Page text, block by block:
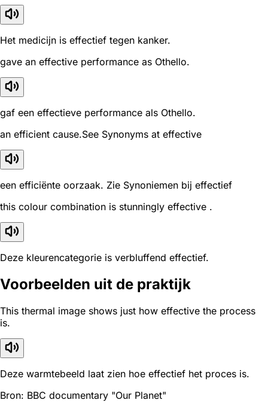
Het medicijn is effectief tegen kanker.
gave an effective performance as Othello.
gaf een effectieve performance als Othello.
an efficient cause.See Synonyms at effective
een efficiënte oorzaak. Zie Synoniemen bij effectief
this colour combination is stunningly effective .
Deze kleurencategorie is verbluffend effectief.
Voorbeelden uit de praktijk
This thermal image shows just how effective the process
is.
Deze warmtebeeld laat zien hoe effectief het proces is.
Bron: BBC documentary "Our Planet"